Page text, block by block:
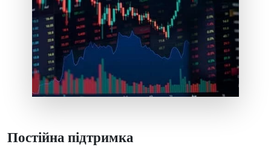
Постійна підтримка